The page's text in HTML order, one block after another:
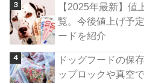
【2025年最新】値
覧。今後値上げ予
ードを紹介
ドッグフードの保
ップロックや真空